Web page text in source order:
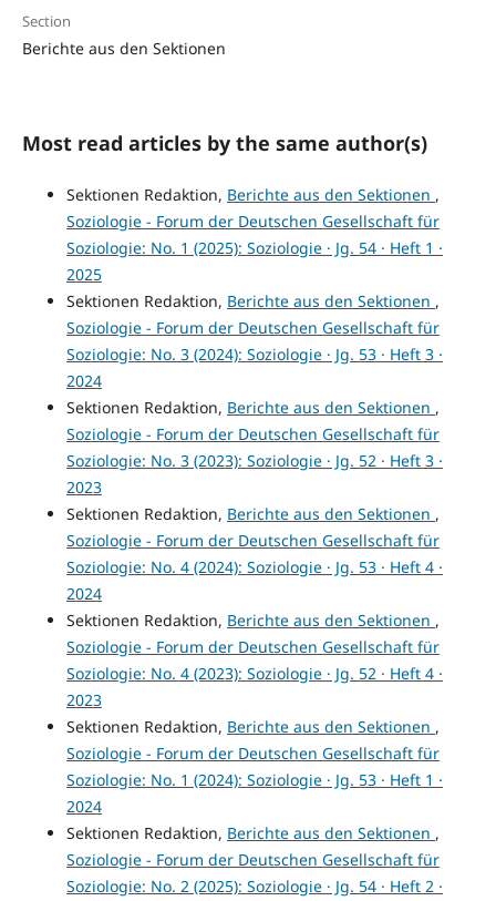
Section
Berichte aus den Sektionen
Most read articles by the same author(s)
Sektionen Redaktion, Berichte aus den Sektionen ,
Soziologie - Forum der Deutschen Gesellschaft für
Soziologie: No. 1 (2025): Soziologie · Jg. 54 · Heft 1 ·
2025
Sektionen Redaktion, Berichte aus den Sektionen ,
Soziologie - Forum der Deutschen Gesellschaft für
Soziologie: No. 3 (2024): Soziologie · Jg. 53 · Heft 3 ·
2024
Sektionen Redaktion, Berichte aus den Sektionen ,
Soziologie - Forum der Deutschen Gesellschaft für
Soziologie: No. 3 (2023): Soziologie · Jg. 52 · Heft 3 ·
2023
Sektionen Redaktion, Berichte aus den Sektionen ,
Soziologie - Forum der Deutschen Gesellschaft für
Soziologie: No. 4 (2024): Soziologie · Jg. 53 · Heft 4 ·
2024
Sektionen Redaktion, Berichte aus den Sektionen ,
Soziologie - Forum der Deutschen Gesellschaft für
Soziologie: No. 4 (2023): Soziologie · Jg. 52 · Heft 4 ·
2023
Sektionen Redaktion, Berichte aus den Sektionen ,
Soziologie - Forum der Deutschen Gesellschaft für
Soziologie: No. 1 (2024): Soziologie · Jg. 53 · Heft 1 ·
2024
Sektionen Redaktion, Berichte aus den Sektionen ,
Soziologie - Forum der Deutschen Gesellschaft für
Soziologie: No. 2 (2025): Soziologie · Jg. 54 · Heft 2 ·